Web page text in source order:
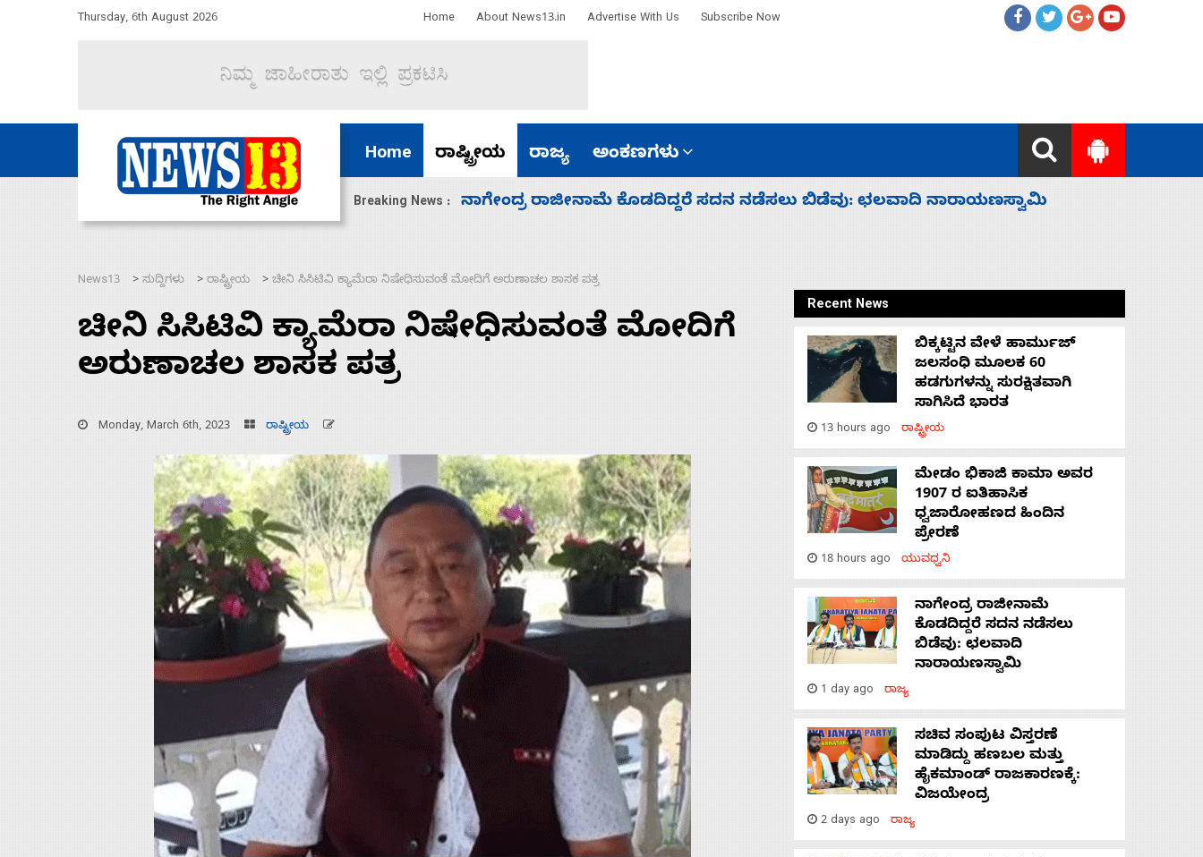
Thursday, 6th August 2026 Home About News13.in Advertise With Us Subscribe Now
Home ರಾಷ್ಟ್ರೀಯ ರಾಜ್ಯ ಅಂಕಣಗಳು
Breaking News :
ಸದನ ನಡೆಸಲು ಬಿಡೆವು: ಛಲವಾದಿ ನಾರಾಯಣಸ್ವಾಮಿ ಸಚಿವ ಸಂಪುಟ ವಿಸ್ತರಣೆ ಮಾಡಿದ್ದು ಹಣಬಲ ಮತ್ತು ಹೈಕಮಾಂಡ್ ರಾಜಕಾರಣಕ್ಕೆ: ವಿಜಯೇಂದ್ರ
News13 > ಸುದ್ದಿಗಳು > ರಾಷ್ಟ್ರೀಯ > ಚೀನಿ ಸಿಸಿಟಿವಿ ಕ್ಯಾಮೆರಾ ನಿಷೇಧಿಸುವಂತೆ ಮೋದಿಗೆ ಅರುಣಾಚಲ ಶಾಸಕ ಪತ್ರ
ಚೀನಿ ಸಿಸಿಟಿವಿ ಕ್ಯಾಮೆರಾ ನಿಷೇಧಿಸುವಂತೆ ಮೋದಿಗೆ
ಅರುಣಾಚಲ ಶಾಸಕ ಪತ್ರ
Monday, March 6th, 2023 ರಾಷ್ಟ್ರೀಯ
Recent News
ಬಿಕ್ಕಟ್ಟಿನ ವೇಳೆ ಹಾರ್ಮುಜ್
ಜಲಸಂಧಿ ಮೂಲಕ 60
ಹಡಗುಗಳನ್ನು ಸುರಕ್ಷಿತವಾಗಿ
ಸಾಗಿಸಿದೆ ಭಾರತ
13 hours ago ರಾಷ್ಟ್ರೀಯ
ಮೇಡಂ ಭಿಕಾಜಿ ಕಾಮಾ ಅವರ
1907 ರ ಐತಿಹಾಸಿಕ
ಧ್ವಜಾರೋಹಣದ ಹಿಂದಿನ
ಪ್ರೇರಣೆ
18 hours ago ಯುವಧ್ವನಿ
ನಾಗೇಂದ್ರ ರಾಜೀನಾಮೆ
ಕೊಡದಿದ್ದರೆ ಸದನ ನಡೆಸಲು
ಬಿಡೆವು: ಛಲವಾದಿ
ನಾರಾಯಣಸ್ವಾಮಿ
1 day ago ರಾಜ್ಯ
ಸಚಿವ ಸಂಪುಟ ವಿಸ್ತರಣೆ
ಮಾಡಿದ್ದು ಹಣಬಲ ಮತ್ತು
ಹೈಕಮಾಂಡ್ ರಾಜಕಾರಣಕ್ಕೆ:
ವಿಜಯೇಂದ್ರ
2 days ago ರಾಜ್ಯ